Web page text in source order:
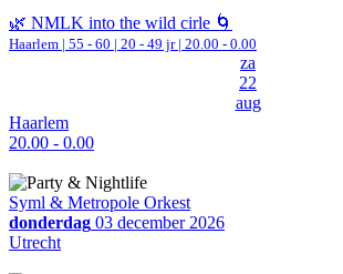
🌿 NMLK into the wild cirle 🌀
Haarlem | 55 - 60 | 20 - 49 jr | 20.00 - 0.00
za
22
aug
Haarlem
20.00 - 0.00
Syml & Metropole Orkest
donderdag 03 december 2026
Utrecht